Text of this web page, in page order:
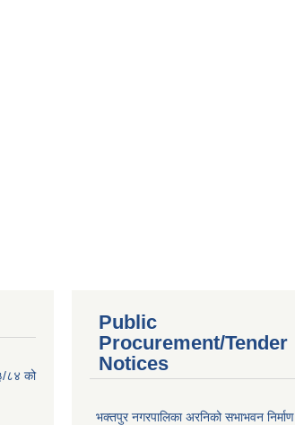
८४ को
Public
Procurement/Tender
Notices
भक्तपुर नगरपालिका अरनिको सभाभवन निर्माण